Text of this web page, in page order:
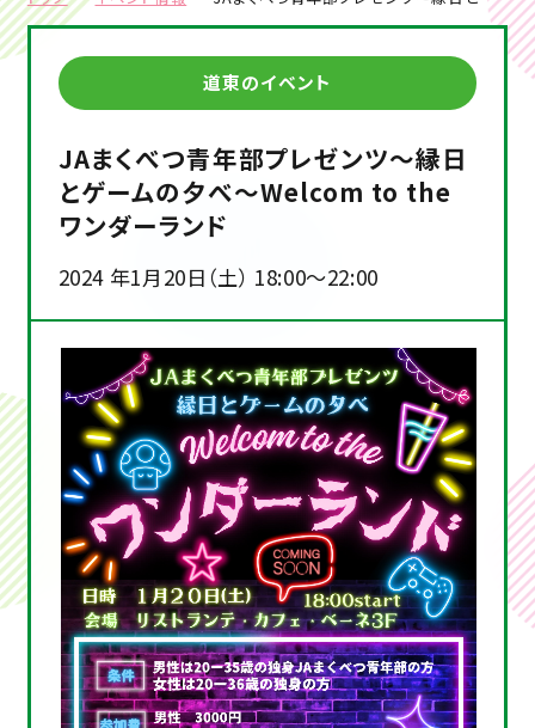
道東のイベント
JAまくべつ青年部プレゼンツ～縁日
とゲームの夕べ～Welcom to the
ワンダーランド
2024 年1月20日（土） 18:00～22:00